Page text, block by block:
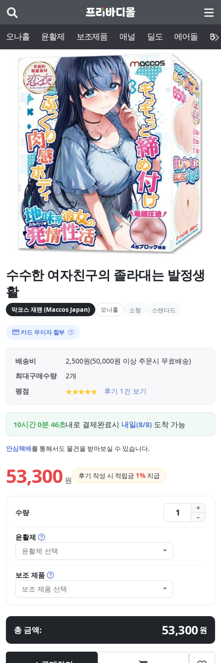
오나홀 윤활제 보조제품 애널 딜도 에어돌
수수한 여자친구의 졸라대는 발정생
활
막코스 재팬 (Maccos Japan) 오나홀 소형 스탠다드
카드 무이자 할부
배송비
2,500원(50,000원 이상 주문시 무료배송)
최대구매수량
2개
평점
후기 1건 보기
10시간 0분 45초내로 결제완료시 내일(8/8) 도착 가능
안심택배를 통해서도 물건을 받아보실 수 있습니다.
53,300 원 후기 작성 시 적립금 1% 지급
수량
윤활제
윤활제 선택
보조 제품
보조 제품 선택
총 금액: 53,300원